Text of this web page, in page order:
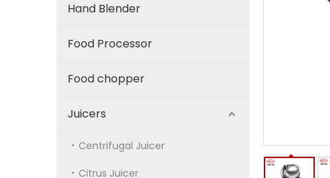
Hand Blender
Food Processor
Food chopper
Juicers
Centrifugal Juicer
Citrus Juicer